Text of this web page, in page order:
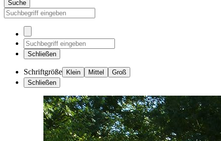
Suche
Schließen
Schriftgröße Klein Mittel
Groß
Schließen